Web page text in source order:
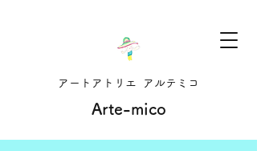
Arte-mico
アートアトリエ アルテミコ